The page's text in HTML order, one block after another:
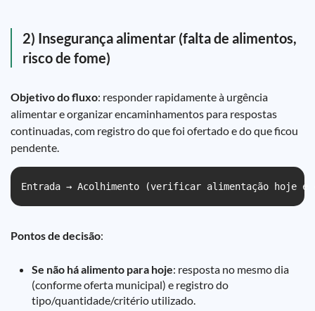
2) Insegurança alimentar (falta de alimentos,
risco de fome)
Objetivo do fluxo: responder rapidamente à urgência
alimentar e organizar encaminhamentos para respostas
continuadas, com registro do que foi ofertado e do que ficou
pendente.
Entrada → Acolhimento (verificar alimentação hoje e
Pontos de decisão:
Se não há alimento para hoje: resposta no mesmo dia
(conforme oferta municipal) e registro do
tipo/quantidade/critério utilizado.